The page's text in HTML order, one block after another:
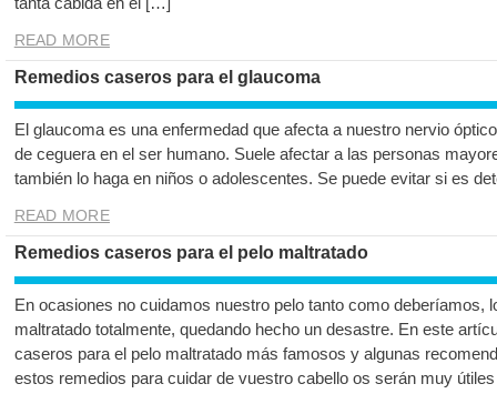
READ MORE
Remedios caseros para el glaucoma
El glaucoma es una enfermedad que afecta a nuestro nervio
de ceguera en el ser humano. Suele afectar a las personas
también lo haga en niños o adolescentes. Se puede evitar si es
READ MORE
Remedios caseros para el pelo maltratado
En ocasiones no cuidamos nuestro pelo tanto como deberíamos,
maltratado totalmente, quedando hecho un desastre. En este
caseros para el pelo maltratado más famosos y algunas
estos remedios para cuidar de vuestro cabello os serán muy